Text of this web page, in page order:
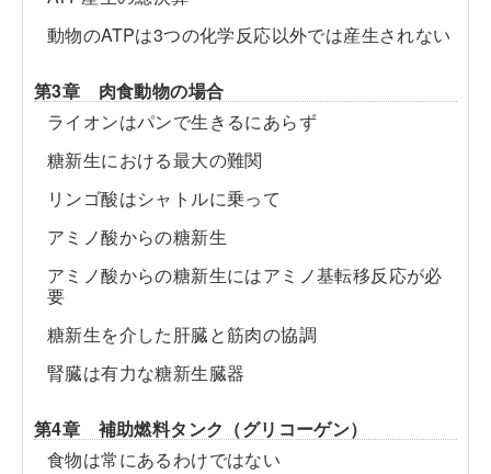
動物のATPは3つの化学反応以外では産生されない
第3章 肉食動物の場合
ライオンはパンで生きるにあらず
糖新生における最大の難関
リンゴ酸はシャトルに乗って
アミノ酸からの糖新生
アミノ酸からの糖新生にはアミノ基転移反応が必
要
糖新生を介した肝臓と筋肉の協調
腎臓は有力な糖新生臓器
第4章 補助燃料タンク（グリコーゲン）
食物は常にあるわけではない